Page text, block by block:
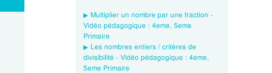
Multiplier un nombre par une fraction -
Vidéo pédagogique : 4eme, 5eme
Primaire
Les nombres entiers / critères de
divisibilité - Vidéo pédagogique : 4eme,
5eme Primaire